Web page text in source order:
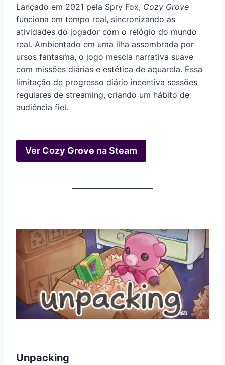
Lançado em 2021 pela Spry Fox, Cozy Grove
funciona em tempo real, sincronizando as
atividades do jogador com o relógio do mundo
real. Ambientado em uma ilha assombrada por
ursos fantasma, o jogo mescla narrativa suave
com missões diárias e estética de aquarela. Essa
limitação de progresso diário incentiva sessões
regulares de streaming, criando um hábito de
audiência fiel.
Ver Cozy Grove na Steam
Unpacking